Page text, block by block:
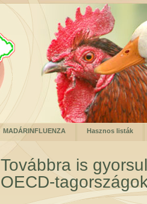
MADÁRINFLUENZA Hasznos listák
Továbbra is
OECD-